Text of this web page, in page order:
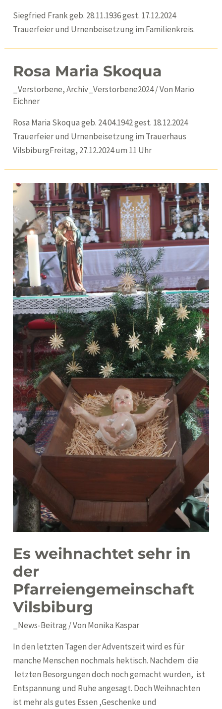
Siegfried Frank geb. 28.11.1936 gest. 17.12.2024
Trauerfeier und Urnenbeisetzung im Familienkreis.
Rosa Maria Skoqua
_Verstorbene,Archiv_Verstorbene2024/ Von Mario
Eichner
Rosa Maria Skoqua geb. 24.04.1942 gest. 18.12.2024
Trauerfeier und Urnenbeisetzung im Trauerhaus
VilsbiburgFreitag, 27.12.2024 um 11 Uhr
Es weihnachtet sehr in
der
Pfarreiengemeinschaft
Vilsbiburg
_News-Beitrag / Von Monika Kaspar
In den letzten Tagen der Adventszeit wird es für
manche Menschen nochmals hektisch. Nachdem die
letzten Besorgungen doch noch gemacht wurden, ist
Entspannung und Ruhe angesagt. Doch Weihnachten
ist mehr als gutes Essen ,Geschenke und